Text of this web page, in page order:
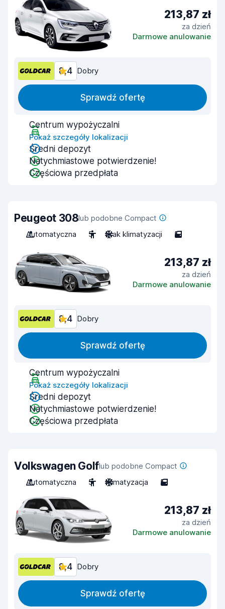
213,87 zł
za dzień
Darmowe anulowanie
8,4 Dobry
Sprawdź ofertę
Centrum wypożyczalni
Pokaż szczegóły lokalizacji
Średni depozyt
Natychmiastowe potwierdzenie!
Częściowa przedpłata
Peugeot 308lub podobne Compact
Automatyczna
5 Brak klimatyzacji 5
213,87 zł
za dzień
Darmowe anulowanie
8,4 Dobry
Sprawdź ofertę
Centrum wypożyczalni
Pokaż szczegóły lokalizacji
Średni depozyt
Natychmiastowe potwierdzenie!
Częściowa przedpłata
Volkswagen Golflub podobne Compact
Automatyczna
5 Klimatyzacja 5
213,87 zł
za dzień
Darmowe anulowanie
8,4 Dobry
Sprawdź ofertę